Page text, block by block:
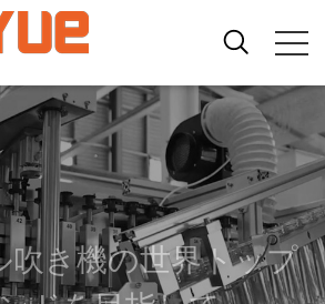
吹き機の世界トップ
ドを目指して